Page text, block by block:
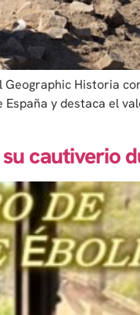
Historia
y destaca el
cautiverio